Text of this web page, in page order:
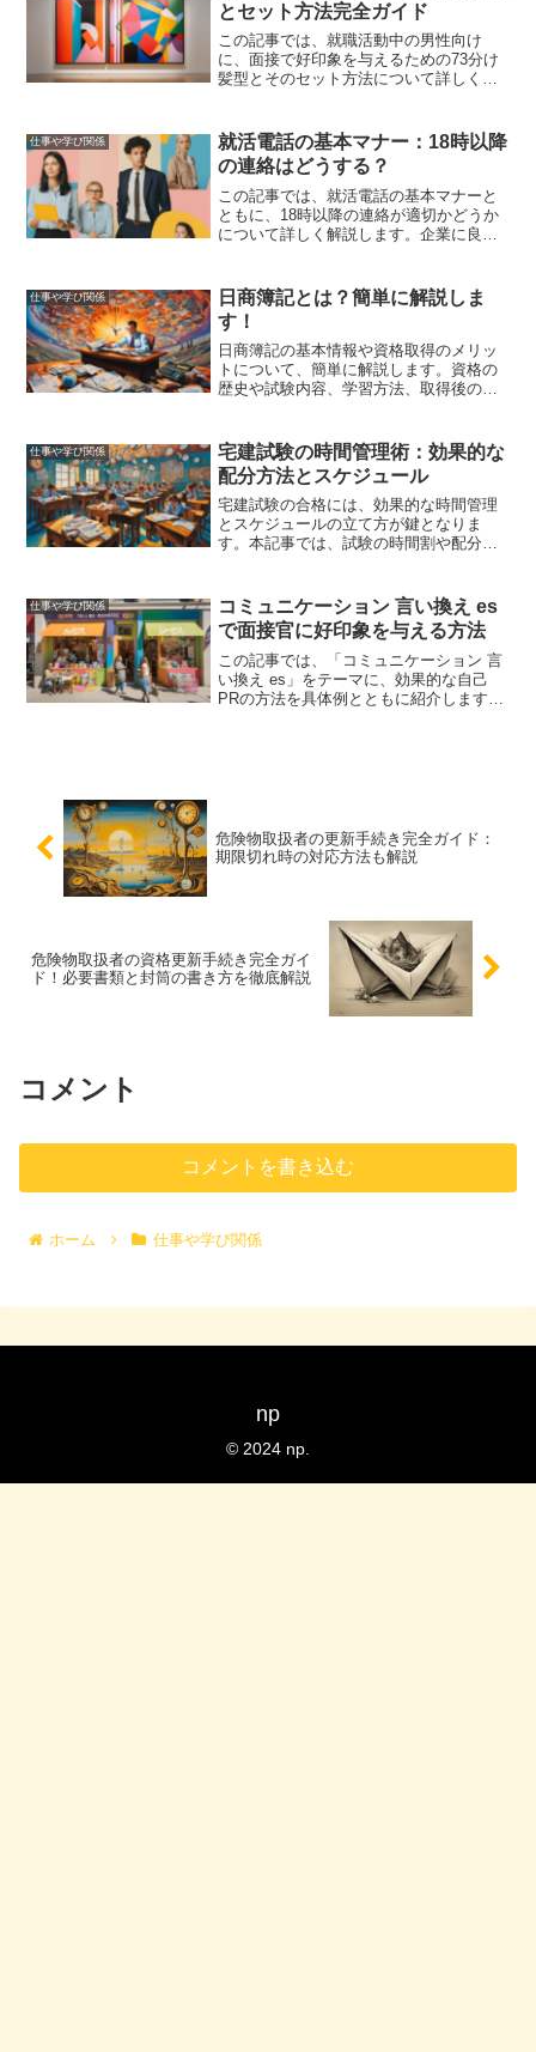
とセット方法完全ガイド
この記事では、就職活動中の男性向け
に、面接で好印象を与えるための73分け
髪型とそのセット方法について詳しく解
較、成功事例と失敗事例も紹介します。
仕事や学び関係
就活電話の基本マナー：18時以降
の連絡はどうする？
この記事では、就活電話の基本マナーと
ともに、18時以降の連絡が適切かどうか
について詳しく解説します。企業に良い
う。
仕事や学び関係
日商簿記とは？簡単に解説しま
す！
日商簿記の基本情報や資格取得のメリッ
トについて、簡単に解説します。資格の
歴史や試験内容、学習方法、取得後のキ
仕事や学び関係
宅建試験の時間管理術：効果的な
配分方法とスケジュール
宅建試験の合格には、効果的な時間管理
とスケジュールの立て方が鍵となりま
す。本記事では、試験の時間割や配分方
考にして、合格を目指しましょう。
仕事や学び関係
コミュニケーション 言い換え es
で面接官に好印象を与える方法
この記事では、「コミュニケーション 言
い換え es」をテーマに、効果的な自己
PRの方法を具体例とともに紹介します。
危険物取扱者の更新手続き完全ガイド：
期限切れ時の対応方法も解説
危険物取扱者の資格更新手続き完全ガイ
ド！必要書類と封筒の書き方を徹底解説
コメント
コメントを書き込む
ホーム 仕事や学び関係
np
© 2024 np.